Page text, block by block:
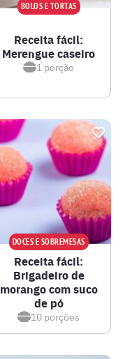
BOLOS E TORTAS
Receita fácil:
Merengue caseiro
1 porção
DOCES E SOBREMESAS
Receita fácil:
Brigadeiro de
morango com suco
de pó
10 porções